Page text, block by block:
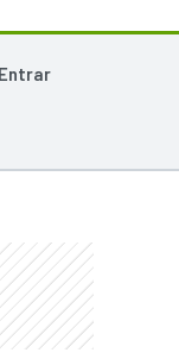
entrar